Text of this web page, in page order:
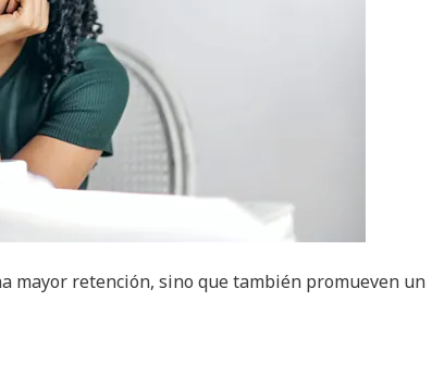
mayor retención, sino que también promueven un